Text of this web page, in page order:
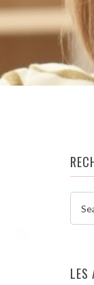
LES